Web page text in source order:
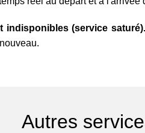
indisponibles (service saturé).
Autres